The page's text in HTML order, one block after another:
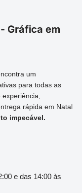
Gráfica em
um
para todas as
rápida em Natal
impecável.
e das 14:00 às